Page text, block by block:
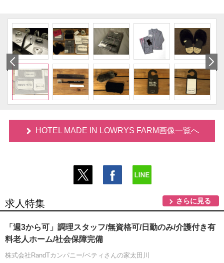
HOTEL MADE IN LOWRYS FARM画像一覧へ
求人特集 さらに見る
「週3から可」調理スタッフ/無資格可/日勤のみ/介護付き有
料老人ホーム/社会保障完備
株式会社RandTカンパニー/ベティさんの家太田川